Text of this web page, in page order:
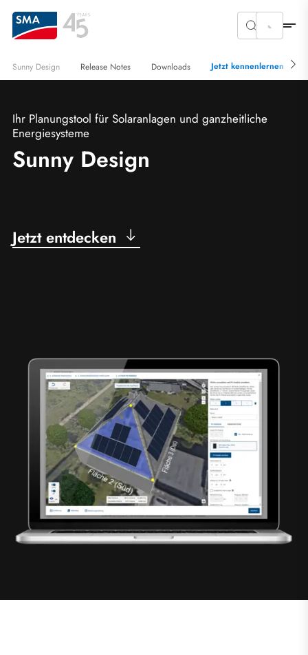
Sunny Design Release Notes Downloads Jetzt kennenlernen
Ihr Planungstool für Solaranlagen und ganzheitliche
Energiesysteme
Sunny Design
Jetzt entdecken